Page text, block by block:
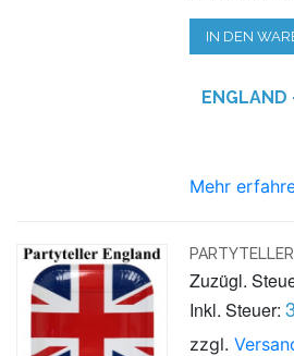
IN DEN
ENGLAND
Mehr
Zuzügl.
Inkl. Steuer:
zzgl.